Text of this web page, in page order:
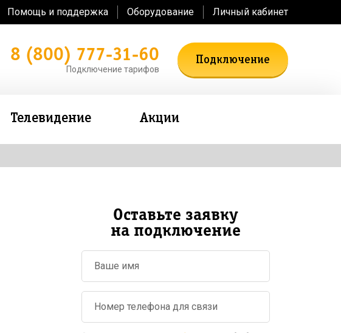
Помощь и поддержка Оборудование Личный кабинет
8 (800) 777-31-60
Подключение тарифов
Подключение
Телевидение Акции
Оставьте заявку
на подключение